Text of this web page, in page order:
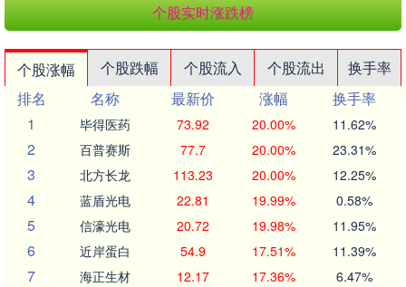
个股实时涨跌榜
个股涨幅 个股跌幅 个股流入 个股流出
换手率
排名
名称 最新价 涨幅
换手率
1
毕得医药 73.92 20.00% 11.62%
2 百普赛斯 77.7 20.00% 23.31%
3 北方长龙 113.23 20.00% 12.25%
4 蓝盾光电 22.81 19.99% 0.58%
5 信濠光电 20.72 19.98% 11.95%
6 近岸蛋白 54.9 17.51% 11.39%
7 海正生材 12.17 17.36% 6.47%